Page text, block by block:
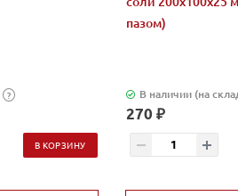
?
В КОРЗИНУ
пазом)
В наличии (на
270 ₽